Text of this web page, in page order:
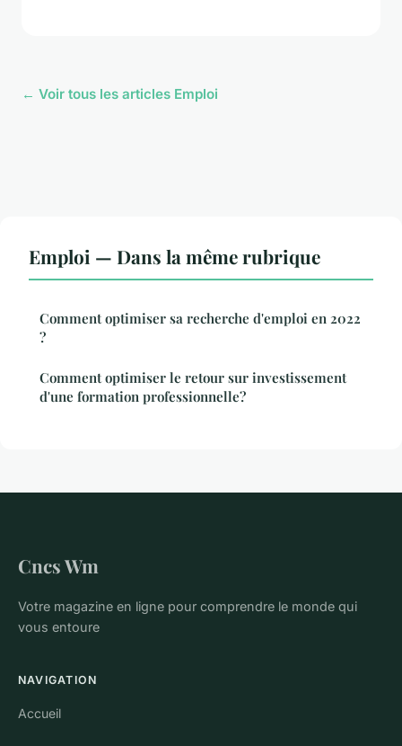
← Voir tous les articles Emploi
Emploi — Dans la même rubrique
Comment optimiser sa recherche d'emploi en 2022
?
Comment optimiser le retour sur investissement
d'une formation professionnelle?
Cncs Wm
Votre magazine en ligne pour comprendre le monde qui
vous entoure
NAVIGATION
Accueil